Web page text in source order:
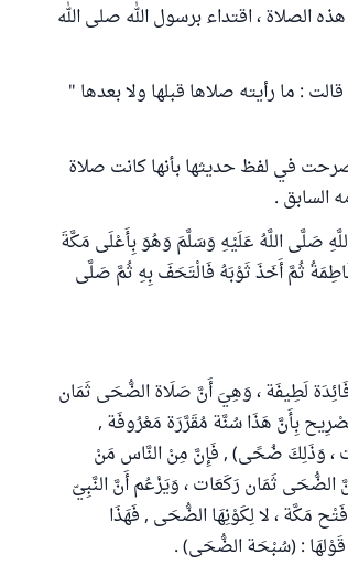
الصلاة ، اقتداء برسول الله صلى الله
: ما رأيته صلاها قبلها ولا بعدها "
في لفظ حديثها بأنها كانت صلاة
السابق .
اللَّهِ صَلَّى اللَّهُ عَلَيْهِ وَسَلَّمَ وَهُوَ بِأَعْلَى مَكَّةَ
ثُمَّ أَخَذَ ثَوْبَهُ فَالْتَحَفَ بِهِ ثُمَّ صَلَّى
لَطِيفَة ، وَهِيَ أَنَّ صَلَاة الضُّحَى ثَمَان
بِأَنَّ هَذَا سُنَّة مُقَرَّرَة مَعْرُوفَة ,
، وَذَلِكَ ضُحًى) , فَإِنَّ مِنْ النَّاس مَنْ
ثَمَان رَكَعَات ، وَيَزْعُم أَنَّ النَّبِيّ
مَكَّة ، لا لِكَوْنِهَا الضُّحَى , فَهَذَا
قَوْلهَا : (سُبْحَة الضُّحَى) .